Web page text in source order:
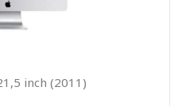
inch (2011)